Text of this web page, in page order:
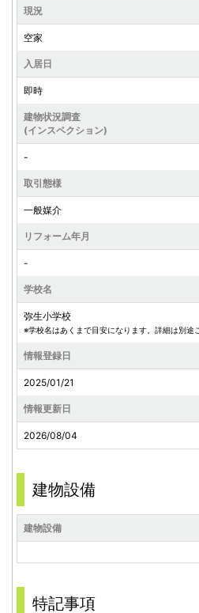
現況
空家
入居日
即時
建物状況調査
(インスペクション)
-
取引態様
一般媒介
リフォーム年月
-
学校名
弥生小学校
※学校名はあくまで目安になります。詳細は別途
情報登録日
2025/01/21
情報更新日
2026/08/04
建物設備
建物設備
特記事項